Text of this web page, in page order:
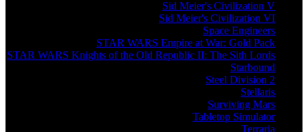
Sid Meier's Civilization V
Sid Meier's Civilization VI
Space Engineers
STAR WARS Empire at War: Gold Pack
STAR WARS Knights of the Old Republic II: The Sith Lords
Starbound
Steel Division 2
Stellaris
Surviving Mars
Tabletop Simulator
Terraria